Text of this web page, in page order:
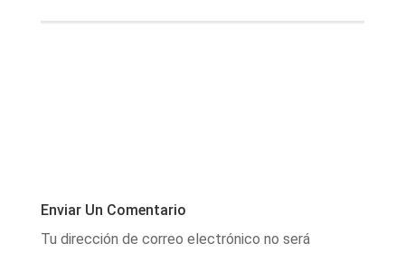
Enviar Un Comentario
Tu dirección de correo electrónico no será